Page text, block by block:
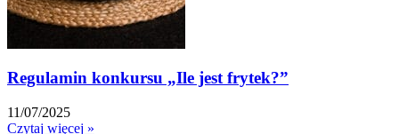
Regulamin konkursu „Ile jest frytek?”
11/07/2025
Czytaj więcej »